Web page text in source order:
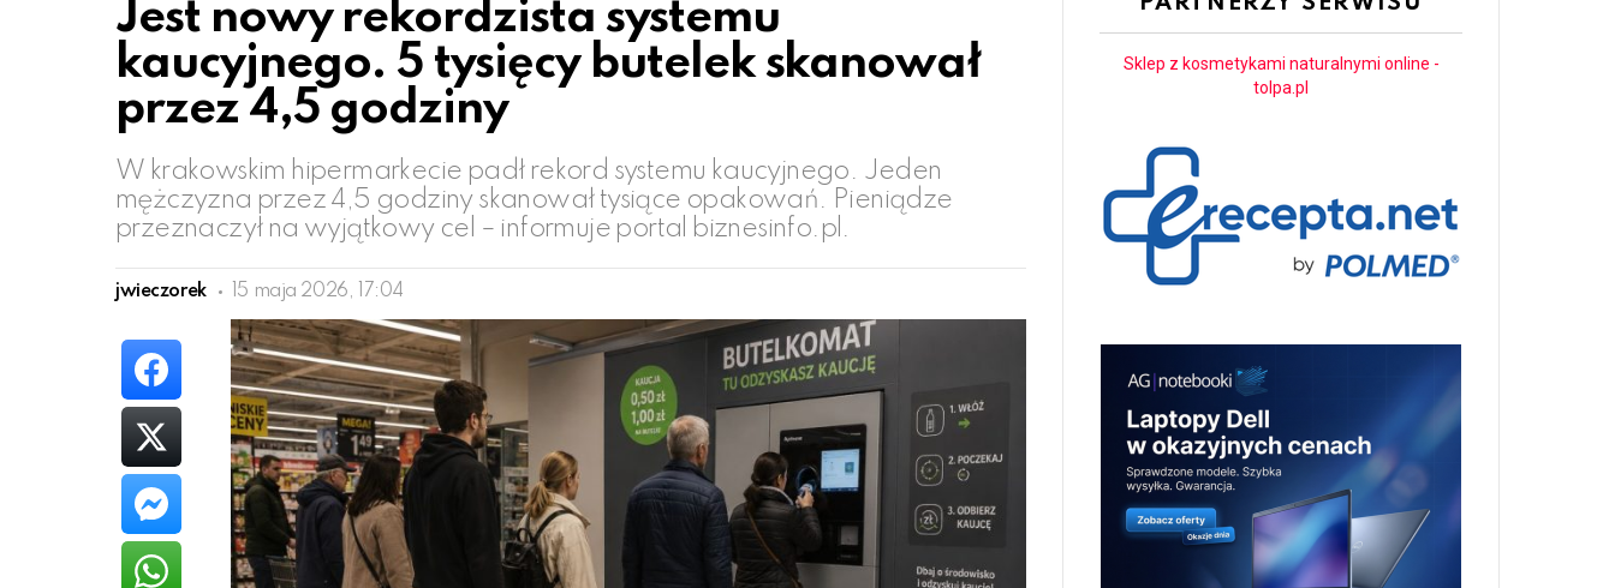
Jest nowy rekordzista systemu
kaucyjnego. 5 tysięcy butelek skanował
przez 4,5 godziny
W krakowskim hipermarkecie padł rekord systemu kaucyjnego. Jeden
mężczyzna przez 4,5 godziny skanował tysiące opakowań. Pieniądze
przeznaczył na wyjątkowy cel – informuje portal biznesinfo.pl.
jwieczorek 15 maja 2026, 17:04
Sklep z kosmetykami naturalnymi online -
tolpa.pl